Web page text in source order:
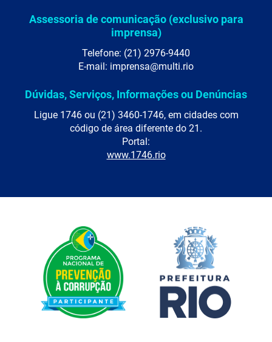
Assessoria de comunicação (exclusivo para
imprensa)
Telefone: (21) 2976-9440
E-mail: imprensa@multi.rio
Dúvidas, Serviços, Informações ou Denúncias
Ligue 1746 ou (21) 3460-1746, em cidades com
código de área diferente do 21.
Portal:
www.1746.rio